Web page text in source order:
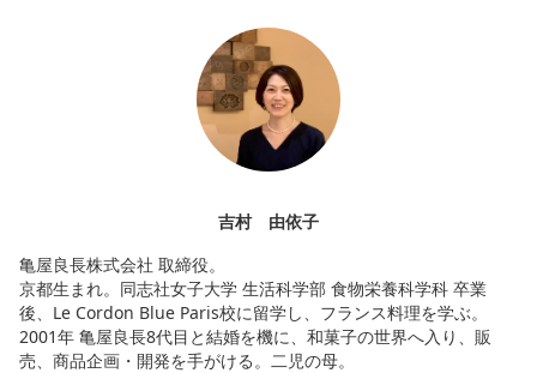
吉村 由依子
亀屋良長株式会社 取締役。
京都生まれ。同志社女子大学 生活科学部 食物栄養科学科 卒業
後、Le Cordon Blue Paris校に留学し、フランス料理を学ぶ。
2001年 亀屋良長8代目と結婚を機に、和菓子の世界へ入り、販
売、商品企画・開発を手がける。二児の母。